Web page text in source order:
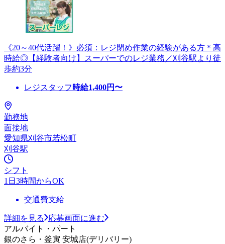
《20～40代活躍！》必須：レジ閉め作業の経験がある方＊高
時給◎【経験者向け】スーパーでのレジ業務／刈谷駅より徒
歩約3分
レジスタッフ 時給1,400円〜
勤務地
面接地
愛知県刈谷市若松町
刈谷駅
シフト
1日3時間からOK
交通費支給
詳細を見る
応募画面に進む
アルバイト・パート
銀のさら・釜寅 安城店(デリバリー)